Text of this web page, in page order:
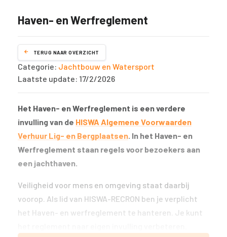
Haven- en Werfreglement
TERUG NAAR OVERZICHT
Categorie: Jachtbouw en Watersport
Laatste update: 17/2/2026
Het Haven- en Werfreglement is een verdere
invulling van de HISWA Algemene Voorwaarden
Verhuur Lig- en Bergplaatsen. In het Haven- en
Werfreglement staan regels voor bezoekers aan
een jachthaven.
Veiligheid voor mens en omgeving staat daarbij
voorop. Als lid van HISWA-RECRON ben je verplicht
het Haven- en werfreglement te hanteren. Je kunt